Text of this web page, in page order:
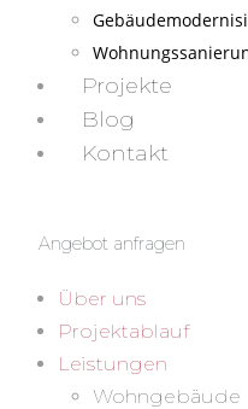
Projekte
Blog
Kontakt
Angebot anfragen
Über uns
Projektablauf
Leistungen
Wohngebäude